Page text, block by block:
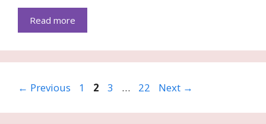
Read more
← Previous Page
1 Page
2 Page
3 … Page
22 Next →